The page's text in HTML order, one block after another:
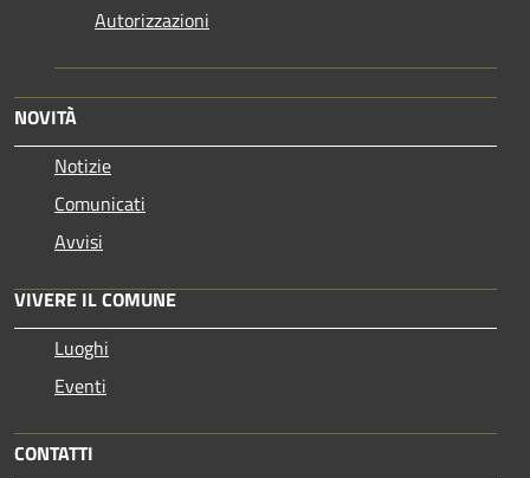
Autorizzazioni
NOVITÀ
Notizie
Comunicati
Avvisi
VIVERE IL COMUNE
Luoghi
Eventi
CONTATTI